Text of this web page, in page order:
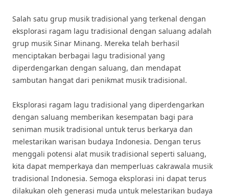
Salah satu grup musik tradisional yang terkenal dengan
eksplorasi ragam lagu tradisional dengan saluang adalah
grup musik Sinar Minang. Mereka telah berhasil
menciptakan berbagai lagu tradisional yang
diperdengarkan dengan saluang, dan mendapat
sambutan hangat dari penikmat musik tradisional.
Eksplorasi ragam lagu tradisional yang diperdengarkan
dengan saluang memberikan kesempatan bagi para
seniman musik tradisional untuk terus berkarya dan
melestarikan warisan budaya Indonesia. Dengan terus
menggali potensi alat musik tradisional seperti saluang,
kita dapat memperkaya dan memperluas cakrawala musik
tradisional Indonesia. Semoga eksplorasi ini dapat terus
dilakukan oleh generasi muda untuk melestarikan budaya